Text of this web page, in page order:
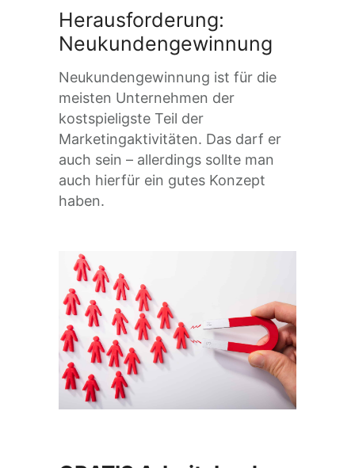
Herausforderung:
Neukundengewinnung
Neukundengewinnung ist für die
meisten Unternehmen der
kostspieligste Teil der
Marketingaktivitäten. Das darf er
auch sein – allerdings sollte man
auch hierfür ein gutes Konzept
haben.